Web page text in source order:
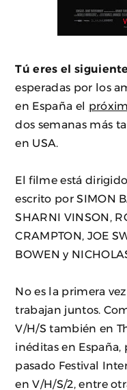
Tú eres el
esperadas por los
en España el
dos semanas más
en USA.
El filme está
escrito por SIMON
SHARNI VINSON,
CRAMPTON, JOE
BOWEN y
No es la primera
trabajan juntos.
V/H/S también en
inéditas en España,
pasado Festival
en V/H/S/2, entre